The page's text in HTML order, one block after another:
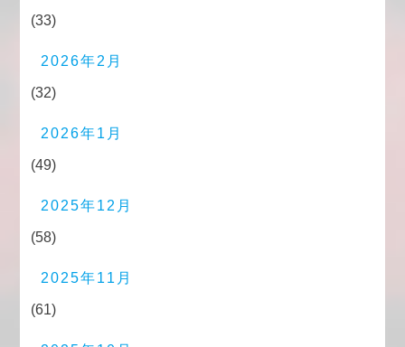
(33)
2026年2月
(32)
2026年1月
(49)
2025年12月
(58)
2025年11月
(61)